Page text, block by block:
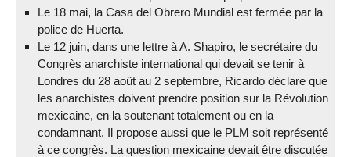
Le 18 mai, la Casa del Obrero Mundial est fermée par la
police de Huerta.
Le 12 juin, dans une lettre à A. Shapiro, le secrétaire du
Congrès anarchiste international qui devait se tenir à
Londres du 28 août au 2 septembre, Ricardo déclare que
les anarchistes doivent prendre position sur la Révolution
mexicaine, en la soutenant totalement ou en la
condamnant. Il propose aussi que le PLM soit représenté
à ce congrès. La question mexicaine devait être discutée